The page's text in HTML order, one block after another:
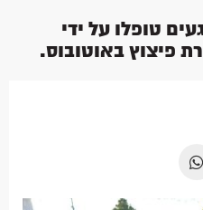
טופלו על ידי
פיצוץ באוטובוס.
Share